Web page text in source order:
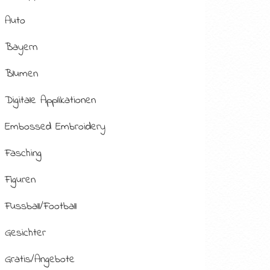
Auto
Bayern
Blumen
Digitale Applikationen
Embossed Embroidery
Fasching
Figuren
Fussball/Football
Gesichter
Gratis/Angebote